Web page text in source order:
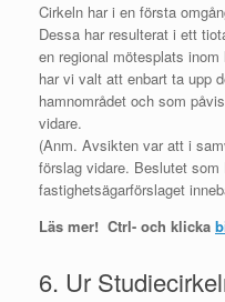
Cirkeln har i en första
Dessa har resulterat i ett
en regional mötesplats
har vi valt att enbart ta upp
hamnområdet och som
vidare.
(Anm. Avsikten var att i
förslag vidare. Beslutet
fastighetsägarförslaget
Läs mer! Ctrl- och klicka
6. Ur